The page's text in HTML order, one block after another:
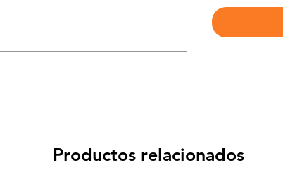
Productos relacionados